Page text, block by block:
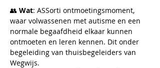
👥 Wat: ASSorti ontmoetingsmoment,
waar volwassenen met autisme en een
normale begaafdheid elkaar kunnen
ontmoeten en leren kennen. Dit onder
begeleiding van thuisbegeleiders van
Wegwijs.